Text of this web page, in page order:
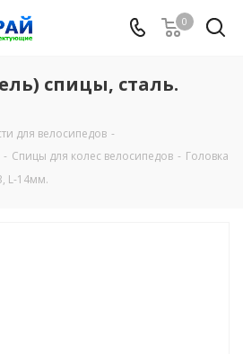
0
спицы, сталь.
для велосипедов -
- Спицы для колес велосипедов - Головка
L-14мм.